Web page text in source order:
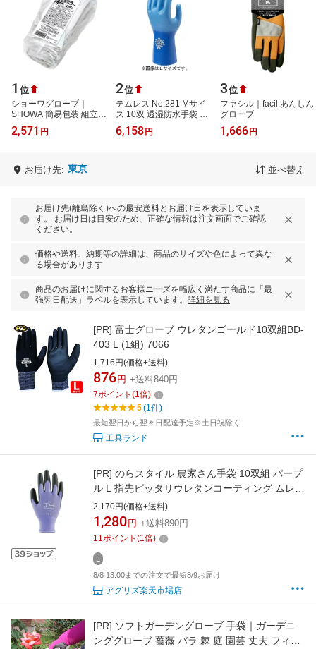
1 位
ショーワグローブ｜
SHOWA 簡易包装 組立グ
リップ 10双入 M NO370-
M10P《※画像はイメー
2,571 円
2位
テムレス No.281 Mサイ
ズ 10双 透湿防水手袋 シ
ョーワグローブ
6,158 円
3位
ファシル｜facil あんしん
グローブ
1,666 円
お届け先: 東京 並べ替え
お届け先(離島除く)への最安送料とお届け日を表示していま
す。 お届け日は目安のため、正確な情報は注文画面でご確認
ください。
価格や送料、納期等の詳細は、商品のサイズや色によって異な
る場合があります
商品のお届けに関するお客様ニーズを幅広く満たす商品に「最
強翌日配送」ラベルを表示しています。 詳細を見る
[PR] 富士グローブ ウレタンゴールド10双組BD-
403 L (1組) 7066
1,716円(価格+送料)
876 円 +送料840円
7ポイント (1倍)
5(1件)
最短翌日から翌々日配達予定※土日祝除く
工具ランド
[PR] のらスタイル 農家さん手袋 10双組 パープ
ル L 指先ピッタリウレタンコーティング ムレに
くい背抜き ガーデニング 収穫 選別 農作業
2,170円(価格+送料)
1,280 円 +送料890円
11ポイント (1倍)
L
8/8 13:00までの注文で最短8/9お届け
アグリズ楽天市場店
[PR] ソフトガーデングローブ 手袋｜ガーデニ
ンググローブ 薔薇 バラ 棘 庭 園芸 丈夫 フィッ